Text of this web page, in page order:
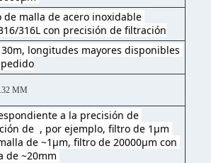
de malla de acero inoxidable
316L con precisión de filtración
longitudes mayores disponibles
MM
a la precisión de
de  , por ejemplo, filtro de 1μm
de ~1μm, filtro de 20000μm con
de ~20mm